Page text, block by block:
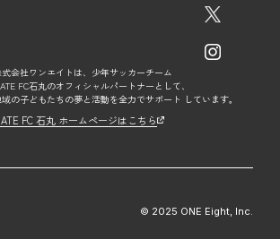
エ
ッ
ク
（旧
ッ
ー）
イ
ス
ラ
は
会社ワンエイトは、少年サッカーチーム
FC石丸のオフィシャルパートナーとして、
の子どもたちの夢と活動を全力でサポート しています。
FC 石丸 ホームページはこちら
© 2025 ONE Eight, Inc.